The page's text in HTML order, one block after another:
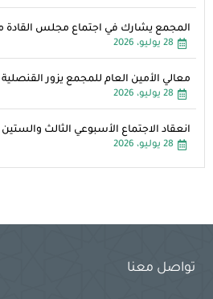
المجمع يشارك في اجتماع مجلس القادة
28 يوليو، 2026
معالي الأمين العام للمجمع يزور
28 يوليو، 2026
انعقاد الاجتماع الأسبوعي الثالث والستين
28 يوليو، 2026
تواصل معنا